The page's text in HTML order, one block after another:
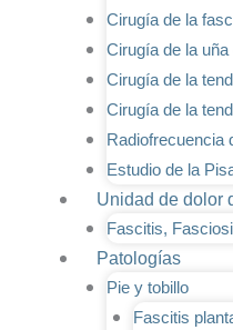
Cirugía de la
Cirugía de la
Cirugía de la
Cirugía de la
Radiofrecuencia
Estudio de la
Unidad de dolor
Fascitis,
Patologías
Pie y tobillo
Fascitis